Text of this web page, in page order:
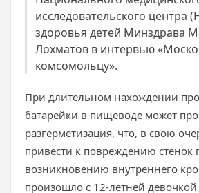
исследовательского центра
здоровья детей Минздрава
Лохматов в интервью
комсомольцу».
При длительном нахождении
батарейки в пищеводе может
разгерметизация, что, в свою
привести к повреждению стенок
возникновению внутреннего
произошло с 12-летней